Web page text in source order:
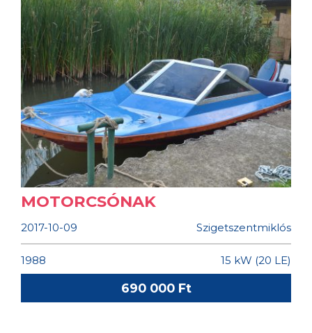
JOGOSÍTVÁNY NÉLKÜL
VEZETHETŐ PARTI M1
MOTORCSÓNAK
2017-10-09 Szigetszentmiklós
1988 15 kW (20 LE)
690 000 Ft